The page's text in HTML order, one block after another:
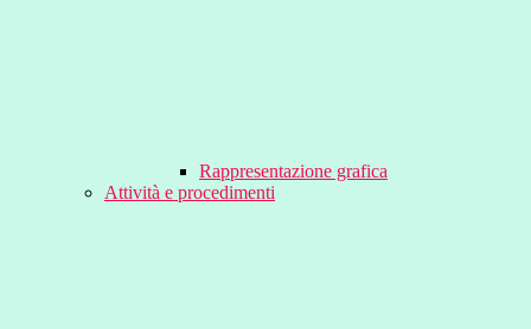
Rappresentazione grafica
Attività e procedimenti